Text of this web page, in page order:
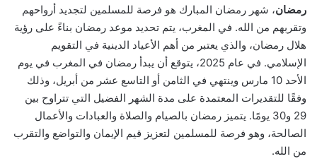
رمضان، شهر رمضان المبارك هو فرصة للمسلمين لتجديد أرواحهم
وتقربهم من الله. في المغرب، يتم تحديد موعد رمضان بناءً على رؤية
هلال رمضان، والذي يعتبر من أهم الأعياد الدينية في التقويم
الإسلامي. في عام 2025، يتوقع أن يبدأ رمضان في المغرب في يوم
الأحد 10 مارس وينتهي في الثامن أو التاسع عشر من أبريل، وذلك
وفقًا للتقديرات المعتمدة على مدة الشهر الفضيل التي تتراوح بين
29 و30 يومًا. يتميز رمضان بالصيام والصلاة والعبادات والأعمال
الصالحة، وهو فرصة للمسلمين لتعزيز قيم الإيمان والتواضع والتقرب
من الله.